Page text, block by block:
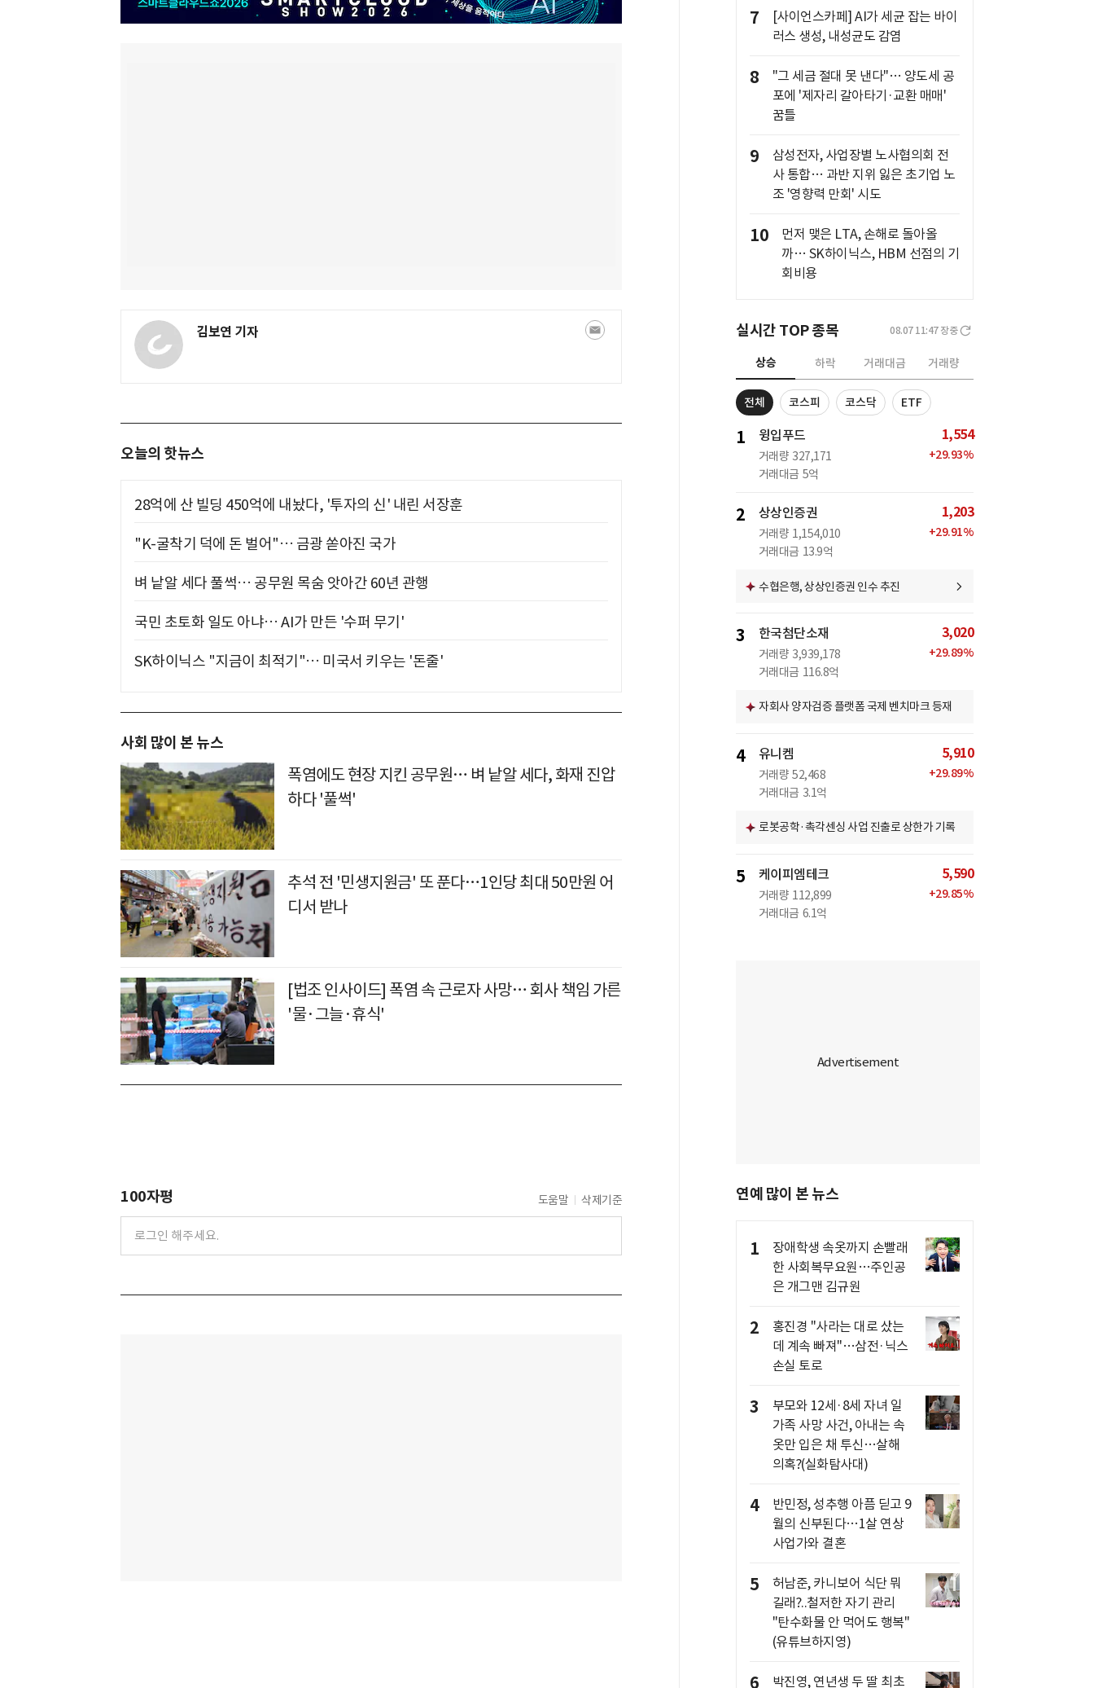
김보연 기자
오늘의 핫뉴스
28억에 산 빌딩 450억에 내놨다, '투자의 신' 내린 서장훈
"K-굴착기 덕에 돈 벌어"… 금광 쏟아진 국가
벼 낱알 세다 풀썩… 공무원 목숨 앗아간 60년 관행
국민 초토화 일도 아냐… AI가 만든 '수퍼 무기'
SK하이닉스 "지금이 최적기"… 미국서 키우는 '돈줄'
사회 많이 본 뉴스
폭염에도 현장 지킨 공무원… 벼 낱알 세다, 화재 진압
하다 '풀썩'
추석 전 '민생지원금' 또 푼다…1인당 최대 50만원 어
디서 받나
[법조 인사이드] 폭염 속 근로자 사망… 회사 책임 가른
'물·그늘·휴식'
100자평 도움말 삭제기준
7
[사이언스카페] AI가 세균 잡는 바이
러스 생성, 내성균도 감염
8
"그 세금 절대 못 낸다"… 양도세 공
포에 '제자리 갈아타기·교환 매매'
꿈틀
9
삼성전자, 사업장별 노사협의회 전
사 통합… 과반 지위 잃은 초기업 노
조 '영향력 만회' 시도
10
먼저 맺은 LTA, 손해로 돌아올
까… SK하이닉스, HBM 선점의 기
회비용
실시간 TOP 종목 08.07 11:47 장중
상승 하락 거래대금 거래량
전체 코스피 코스닥 ETF
1 윙입푸드
거래량 327,171
거래대금 5억
1,554
+29.93%
2 상상인증권
거래량 1,154,010
거래대금 13.9억
1,203
+29.91%
수협은행, 상상인증권 인수 추진
3 한국첨단소재
거래량 3,939,178
거래대금 116.8억
3,020
+29.89%
자회사 양자검증 플랫폼 국제 벤치마크 등재
4 유니켐
거래량 52,468
거래대금 3.1억
5,910
+29.89%
로봇공학·촉각센싱 사업 진출로 상한가 기록
5 케이피엠테크
거래량 112,899
거래대금 6.1억
5,590
+29.85%
연예 많이 본 뉴스
1
장애학생 속옷까지 손빨래
한 사회복무요원…주인공
은 개그맨 김규원
2
홍진경 "사라는 대로 샀는
데 계속 빠져"…삼전·닉스
손실 토로
3
부모와 12세·8세 자녀 일
가족 사망 사건, 아내는 속
옷만 입은 채 투신…살해
의혹?(실화탐사대)
4
반민정, 성추행 아픔 딛고 9
월의 신부된다…1살 연상
사업가와 결혼
5
허남준, 카니보어 식단 뭐
길래?..철저한 자기 관리
"탄수화물 안 먹어도 행복"
(유튜브하지영)
6 박진영, 연년생 두 딸 최초